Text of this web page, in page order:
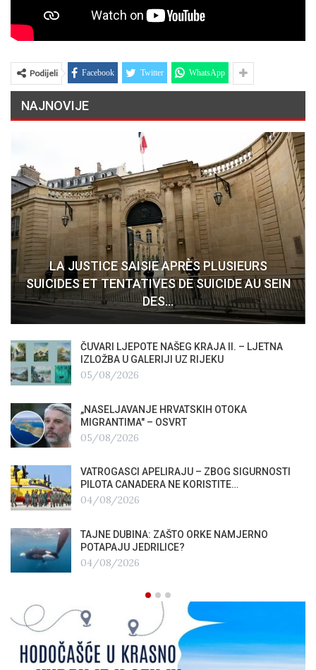
Podijeli Facebook Twitter WhatsApp
NAJNOVIJE
LA JUSTICE SAISIE APRÈS PLUSIEURS
SUICIDES ET TENTATIVES DE SUICIDE AU SEIN
DES…
ČUVARI LJEPOTE NAŠEG KRAJA II. – LJETNA
IZLOŽBA U GALERIJI UZ RIJEKU
05/08/2026
„NASELJAVANJE HRVATSKIH OTOKA
MIGRANTIMA″ – OSVRT
05/08/2026
VATROGASCI APELIRAJU – ZBOG SIGURNOSTI
PILOTA CANADERA NE KORISTITE…
04/08/2026
TAJNE DUBINA: ZAŠTO ORKE NAMJERNO
POTAPAJU JEDRILICE?
04/08/2026